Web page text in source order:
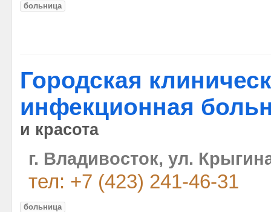
больница
Городская
инфекционная
и красота
г. Владивосток, ул.
тел: +7 (423) 241-46-31
больница